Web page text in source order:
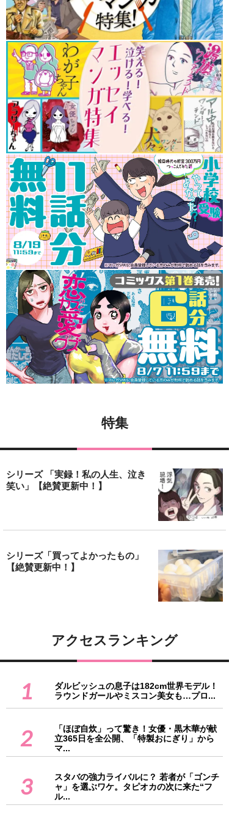
特集
シリーズ 「実録！私の人生、泣き
笑い」【絶賛更新中！】
シリーズ「買ってよかったもの」
【絶賛更新中！】
アクセスランキング
1
ダルビッシュの息子は182cm世界モデル！
ラウンドガールやミスコン美女も…プロ...
2
「ほぼ自炊」って驚き！女優・黒木華が献
立365日を全公開、「特製おにぎり」から
マ...
3
スタバの強力ライバルに？ 若者が「ゴンチ
ャ」を選ぶワケ。タピオカの次に来た“フ
ル...